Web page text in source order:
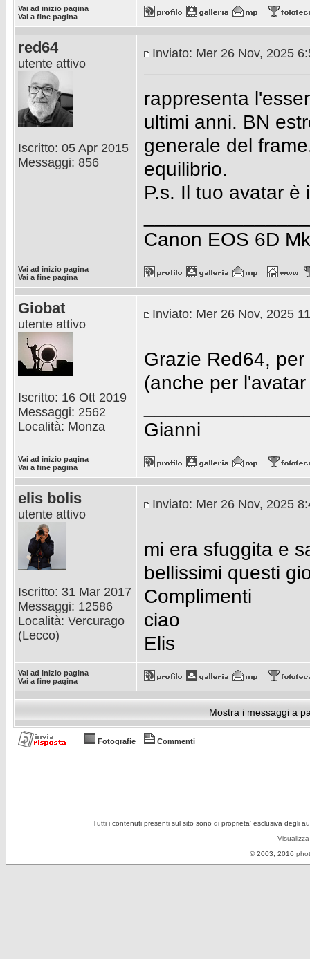
Vai ad inizio pagina
Vai a fine pagina
red64
utente attivo
Iscritto: 05 Apr 2015
Messaggi: 856
Inviato: Mer 26 Nov, 2025
rappresenta
ultimi anni. BN
generale del
equilibrio.
P.s. Il tuo avatar
Canon EOS 6D
Vai ad inizio pagina
Vai a fine pagina
Giobat
utente attivo
Iscritto: 16 Ott 2019
Messaggi: 2562
Località: Monza
Inviato: Mer 26 Nov, 2025
Grazie Red64,
(anche per
Gianni
Vai ad inizio pagina
Vai a fine pagina
elis bolis
utente attivo
Iscritto: 31 Mar 2017
Messaggi: 12586
Località: Vercurago
(Lecco)
Inviato: Mer 26 Nov, 2025
mi era sfuggita e
bellissimi questi
Complimenti
ciao
Elis
Vai ad inizio pagina
Vai a fine pagina
Mostra i messaggi a
Fotografie Commenti
Tutti i contenuti presenti sul sito sono di proprieta' esclusiva degli
© 2003, 2016